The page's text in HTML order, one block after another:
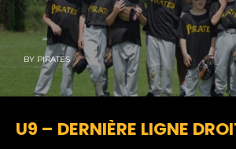
BY PIRATES
U9 – DERNIÈRE LIGNE